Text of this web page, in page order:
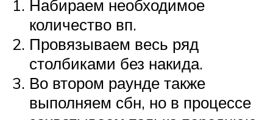
Набираем необходимое
количество вп.
Провязываем весь ряд
столбиками без накида.
Во втором раунде также
выполняем сбн, но в процессе